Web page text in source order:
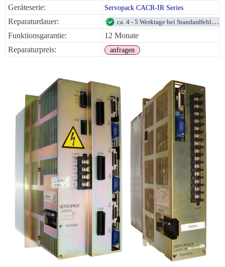
Geräteserie: Servopack CACR-IR Series
Reparaturdauer:
ca. 4 - 5 Werktage bei Standardfehlern
Funktionsgarantie:
12 Monate
Reparaturpreis:
anfragen